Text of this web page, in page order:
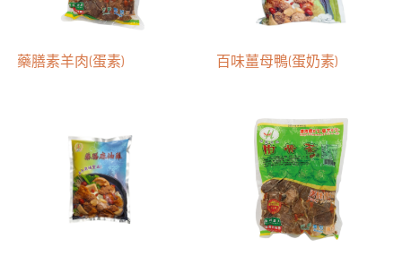
藥膳素羊肉(蛋素) 百味薑母鴨(蛋奶素)